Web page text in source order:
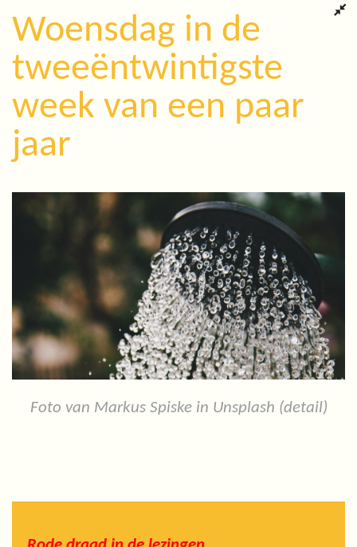
Woensdag in de
tweeëntwintigste
week van een paar
jaar
Foto van Markus Spiske in Unsplash (detail)